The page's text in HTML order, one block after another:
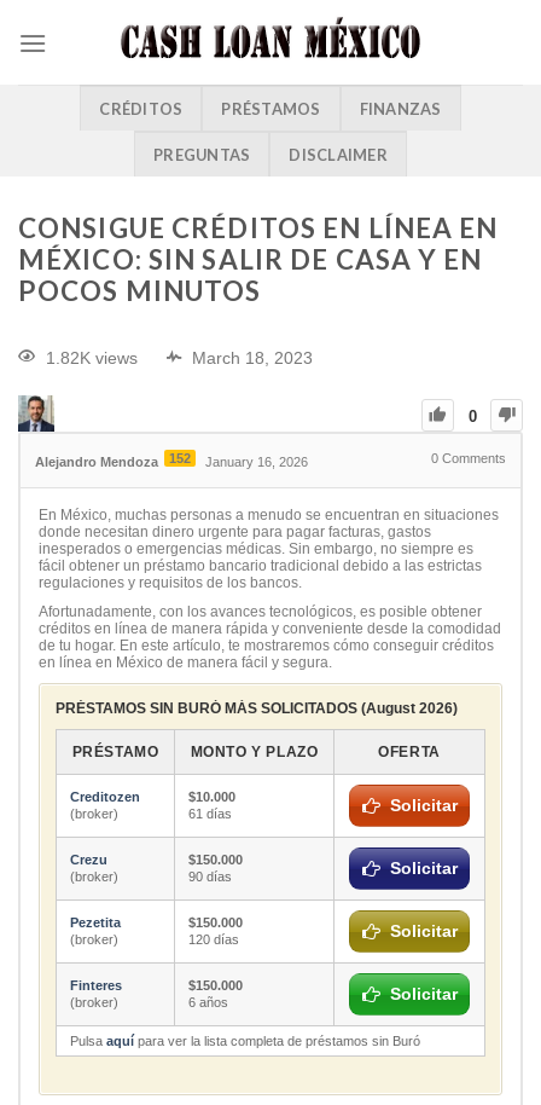
CRÉDITOS PRÉSTAMOS FINANZAS
PREGUNTAS DISCLAIMER
CONSIGUE CRÉDITOS EN LÍNEA EN
MÉXICO: SIN SALIR DE CASA Y EN
POCOS MINUTOS
1.82K views March 18, 2023
0
Alejandro Mendoza 152 January 16, 2026 0 Comments
En México, muchas personas a menudo se encuentran en situaciones
donde necesitan dinero urgente para pagar facturas, gastos
inesperados o emergencias médicas. Sin embargo, no siempre es
fácil obtener un préstamo bancario tradicional debido a las estrictas
regulaciones y requisitos de los bancos.
Afortunadamente, con los avances tecnológicos, es posible obtener
créditos en línea de manera rápida y conveniente desde la comodidad
de tu hogar. En este artículo, te mostraremos cómo conseguir créditos
en línea en México de manera fácil y segura.
PRÉSTAMOS SIN BURÓ MÁS SOLICITADOS (August 2026)
PRÉSTAMO MONTO Y PLAZO OFERTA
Creditozen
(broker)
$10.000
61 días
Solicitar
Crezu
(broker)
$150.000
90 días
Solicitar
Pezetita
(broker)
$150.000
120 días
Solicitar
Finteres
(broker)
$150.000
6 años
Solicitar
Pulsa aquípara ver la lista completa de préstamos sin Buró